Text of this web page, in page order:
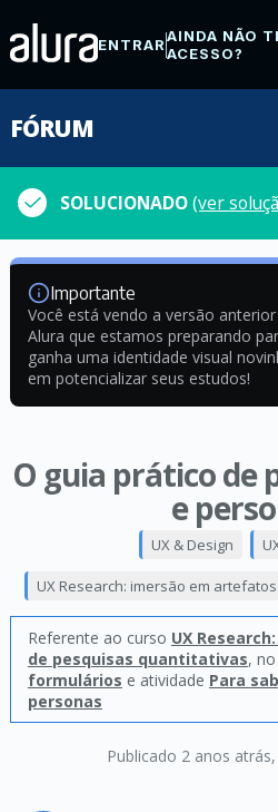
ENTRARAINDA NÃO
ACESSO?
FÓRUM
SOLUCIONADO(ver
Importante
Você está vendo a versão
Alura que estamos preparando
ganha uma identidade visual
em potencializar seus estudos!
O guia prático de
e
Publicado 2 anos atrás
UX & Design
UX Research: imersão em
Referente ao curso UX
de pesquisas quantitativas,
formulários e atividade Para
personas